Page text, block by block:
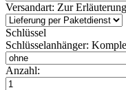
Versandart: Zur
Schlüssel
Schlüsselanhänger:
Anzahl: